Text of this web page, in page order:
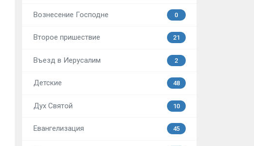
Вознесение Господне 0
Второе пришествие 21
Въезд в Иерусалим 2
Детские 48
Дух Святой 10
Евангелизация 45